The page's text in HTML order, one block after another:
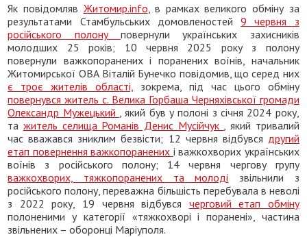
Як повідомляв Житомир.info , в рамках великого обміну за
результатами Стамбульських домовленостей9 червня з
російського полону повернули українських захисників
молодших 25 років; 10 червня 2025 року з полону
повернули важкопоранених і поранених воїнів, начальник
Житомирської ОВА Віталій Бунечко повідомив, що серед них
є троє жителів області,
зокрема, під час цього обміну
повернувся житель с. Велика Горбаша Черняхівської громади
Олександр Мужецький
, який був у полоні з січня 2024 року,
та житель селища Романів Денис Мусійчук
, який тривалий
час вважався зниклим безвісти; 12 червня відбувся другий
етап повернення важкопоранених і важкохворих українських
воїнів з російського полону; 14 червня чергову групу
важкохворих, тяжкопоранених та молоді звільнили з
російського полону, переважна більшість перебувала в неволі
з 2022 року, 19 червня відбувся черговий етап обміну
полоненими у категорії «тяжкохворі і поранені», частина
звільнених – оборонці Маріуполя.